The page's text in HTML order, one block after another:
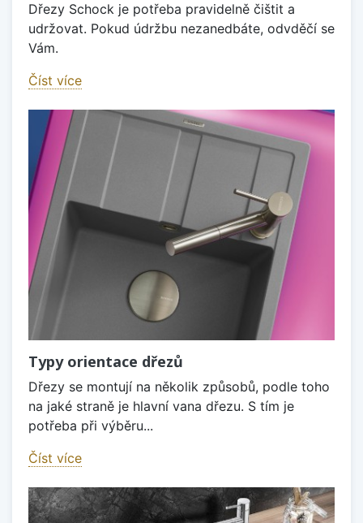
Dřezy Schock je potřeba pravidelně čištit a
udržovat. Pokud údržbu nezanedbáte, odvděčí se
Vám.
Číst více
Typy orientace dřezů
Dřezy se montují na několik způsobů, podle toho
na jaké straně je hlavní vana dřezu. S tím je
potřeba při výběru...
Číst více